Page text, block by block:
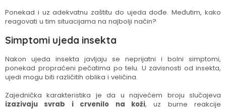
Ponekad i uz adekvatnu zaštitu do ujeda dođe. Međutim, kako
reagovati u tim situacijama na najbolji način?
Simptomi ujeda insekta
Nakon ujeda insekta javljaju se neprijatni i bolni simptomi,
ponekad propraćeni pečatima po telu. U zavisnosti od insekta,
ujedi mogu biti različitih oblika i veličina.
Zajednička karakteristika je da u najvećem broju slučajeva
izazivaju svrab i crvenilo na koži, uz burne reakcije